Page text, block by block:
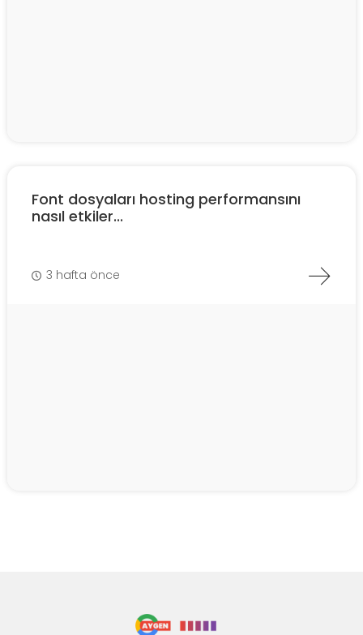
Font dosyaları hosting performansını
nasıl etkiler...
3 hafta önce